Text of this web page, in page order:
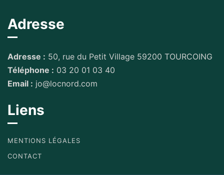
Adresse
Adresse : 50, rue du Petit Village 59200 TOURCOING
Téléphone : 03 20 01 03 40
Email : jo@locnord.com
Liens
MENTIONS LÉGALES
CONTACT